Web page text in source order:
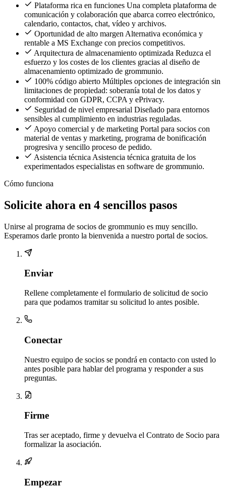
Plataforma rica en funciones Una completa plataforma de
comunicación y colaboración que abarca correo electrónico,
calendario, contactos, chat, vídeo y archivos.
Oportunidad de alto margen Alternativa económica y
rentable a MS Exchange con precios competitivos.
Arquitectura de almacenamiento optimizada Reduzca el
esfuerzo y los costes de los clientes gracias al diseño de
almacenamiento optimizado de grommunio.
100% código abierto Múltiples opciones de integración sin
limitaciones de propiedad: soberanía total de los datos y
conformidad con GDPR, CCPA y ePrivacy.
Seguridad de nivel empresarial Diseñado para entornos
sensibles al cumplimiento en industrias reguladas.
Apoyo comercial y de marketing Portal para socios con
material de ventas y marketing, programa de bonificación
progresiva y sencillo proceso de pedido.
Asistencia técnica Asistencia técnica gratuita de los
experimentados especialistas en software de grommunio.
Cómo funciona
Solicite ahora en 4 sencillos pasos
Unirse al programa de socios de grommunio es muy sencillo.
Esperamos darle pronto la bienvenida a nuestro portal de socios.
Enviar
Rellene completamente el formulario de solicitud de socio
para que podamos tramitar su solicitud lo antes posible.
Conectar
Nuestro equipo de socios se pondrá en contacto con usted lo
antes posible para hablar del programa y responder a sus
preguntas.
Firme
Tras ser aceptado, firme y devuelva el Contrato de Socio para
formalizar la asociación.
Empezar